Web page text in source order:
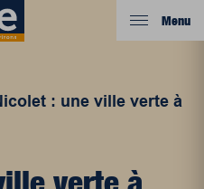
Menu
: une ville verte à